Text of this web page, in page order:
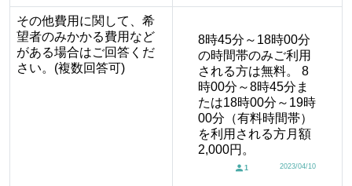
その他費用に関して、希
望者のみかかる費用など
がある場合はご回答くだ
さい。(複数回答可)
8時45分～18時00分
の時間帯のみご利用
される方は無料。 8
時00分～8時45分ま
たは18時00分～19時
00分（有料時間帯）
を利用される方月額
2,000円。
1 2023/04/10